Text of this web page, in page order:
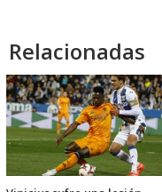
Relacionadas